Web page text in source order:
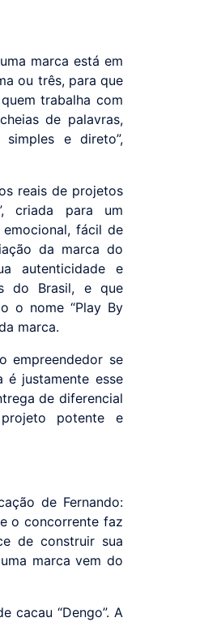
marca está em
ou três, para que
trabalha com
de palavras,
e direto”,
reais de projetos
criada para um
fácil de
da marca do
autenticidade e
do Brasil, e que
o nome “Play By
marca.
empreendedor se
é justamente esse
de diferencial
potente e
de Fernando:
o concorrente faz
de construir sua
marca vem do
cacau “Dengo”. A